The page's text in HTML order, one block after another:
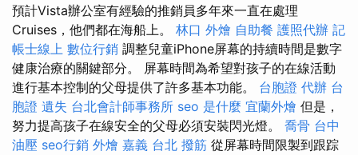
預計Vista辦公室有經驗的推銷員多年來一直在處理
Cruises，他們都在海船上。 林口 外燴 自助餐 護照代辦 記
帳士線上 數位行銷 調整兒童iPhone屏幕的持續時間是數字
健康治療的關鍵部分。 屏幕時間為希望對孩子的在線活動
進行基本控制的父母提供了許多基本功能。 台胞證 代辦 台
胞證 遺失 台北會計師事務所 seo 是什麼 宜蘭外燴 但是，
努力提高孩子在線安全的父母必須安裝閃光燈。 喬骨 台中
油壓 seo行銷 外燴 嘉義 台北 撥筋 從屏幕時間限製到跟踪